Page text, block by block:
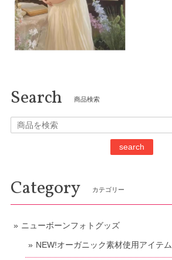
Search 商品検索
search
Category カテゴリー
ニューボーンフォトグッズ
NEW!オーガニック素材使用アイテム